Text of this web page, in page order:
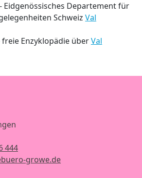
Eidgenössisches Departement für
Schweiz Val
Enzyklopädie überVal
444
growe.de